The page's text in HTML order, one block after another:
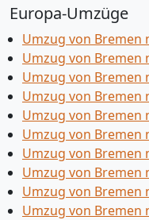
Europa-Umzüge
Umzug von Bremen
Umzug von Bremen
Umzug von Bremen
Umzug von Bremen
Umzug von Bremen
Umzug von Bremen
Umzug von Bremen
Umzug von Bremen
Umzug von Bremen
Umzug von Bremen